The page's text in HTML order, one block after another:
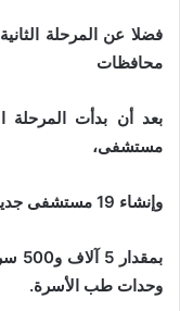
محافظات
مستشفى،
وإنشاء 19 مستشفى جديدة لزيادة عدد الأسرة فى هذه المحافظات
وحدات طب الأسرة.